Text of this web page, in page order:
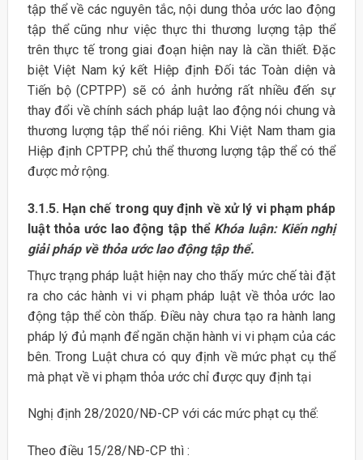
tập thể về các nguyên tắc, nội dung thỏa ước lao động
tập thể cũng như việc thực thi thương lượng tập thể
trên thực tế trong giai đoạn hiện nay là cần thiết. Đặc
biệt Việt Nam ký kết Hiệp định Đối tác Toàn diện và
Tiến bộ (CPTPP) sẽ có ảnh hưởng rất nhiều đến sự
thay đổi về chính sách pháp luật lao động nói chung và
thương lượng tập thể nói riêng. Khi Việt Nam tham gia
Hiệp định CPTPP, chủ thể thương lượng tập thể có thể
được mở rộng.
3.1.5. Hạn chế trong quy định về xử lý vi phạm pháp
luật thỏa ước lao động tập thể Khóa luận: Kiến nghị
giải pháp về thỏa ước lao động tập thể.
Thực trạng pháp luật hiện nay cho thấy mức chế tài đặt
ra cho các hành vi vi phạm pháp luật về thỏa ước lao
động tập thể còn thấp. Điều này chưa tạo ra hành lang
pháp lý đủ mạnh để ngăn chặn hành vi vi phạm của các
bên. Trong Luật chưa có quy định về mức phạt cụ thể
mà phạt về vi phạm thỏa ước chỉ được quy định tại
Nghị định 28/2020/NĐ-CP với các mức phạt cụ thể:
Theo điều 15/28/NĐ-CP thì :